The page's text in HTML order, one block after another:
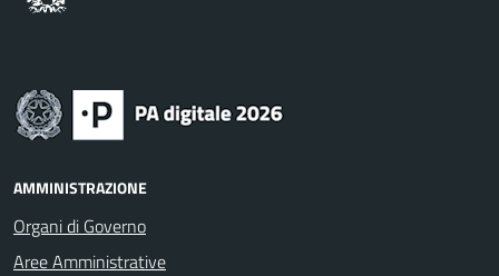
AMMINISTRAZIONE
Organi di Governo
Aree Amministrative